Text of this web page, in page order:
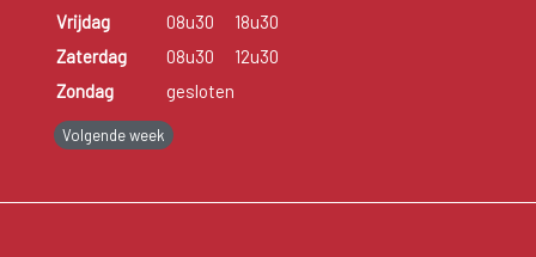
Vrijdag
08u30
18u30
Zaterdag
08u30
12u30
Zondag
gesloten
Volgende week